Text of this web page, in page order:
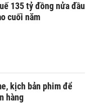
135 tỷ đồng nửa đầu
cuối năm
kịch bản phim để
hàng